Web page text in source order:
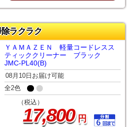
ラクラク
ＹＡＭＡＺＥＮ 軽量コードレスス
ティッククリーナー ブラック
JMC-PL40(B)
08月10日お届け可能
全2色
（税込）
17,800円